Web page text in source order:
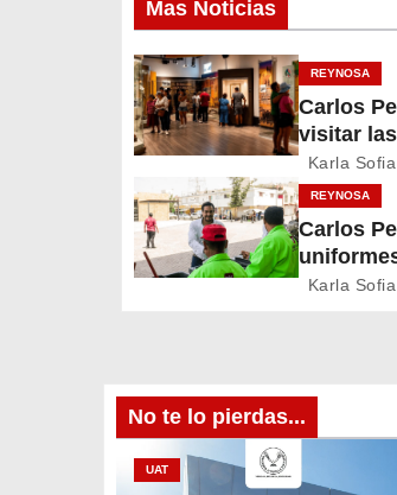
e
g
a
c
i
ó
e
e
Mas Noticias
REYNOSA
Carlos
visitar
Karla
REYNOSA
Carlos
Karla
No te lo pierdas...
UAT